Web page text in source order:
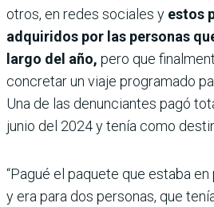
otros, en redes sociales y estos
adquiridos por las personas
largo del año, pero que
concretar un viaje programado
Una de las denunciantes pagó
junio del 2024 y tenía como
“Pagué el paquete que estaba
y era para dos personas, que